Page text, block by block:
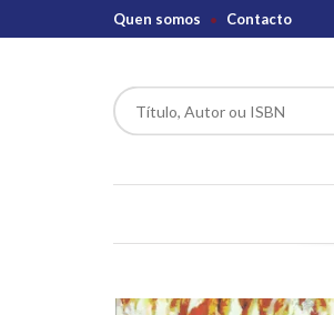
Quen somos Contacto